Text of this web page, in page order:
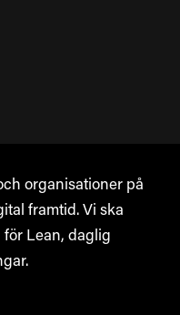
organisationer på
framtid. Vi ska
för Lean, daglig